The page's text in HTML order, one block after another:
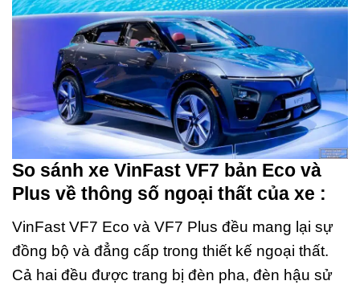
So sánh xe VinFast VF7 bản Eco và
Plus về thông số ngoại thất của xe :
VinFast VF7 Eco và VF7 Plus đều mang lại sự
đồng bộ và đẳng cấp trong thiết kế ngoại thất.
Cả hai đều được trang bị đèn pha, đèn hậu sử